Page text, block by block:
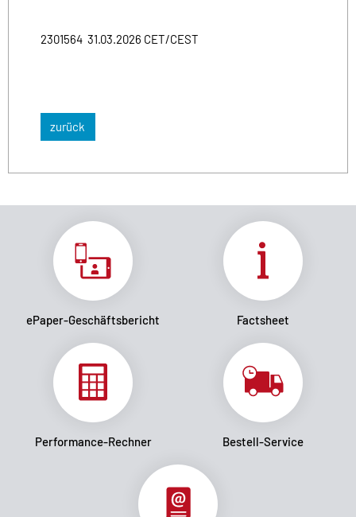
2301564 31.03.2026 CET/CEST
zurück
ePaper-Geschäftsbericht Factsheet
Performance-Rechner Bestell-Service